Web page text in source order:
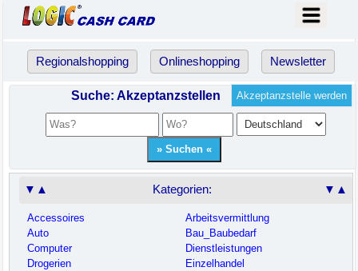
Regionalshopping Onlineshopping Newsletter
Akzeptanzstelle werden
Suche: Akzeptanzstellen
▼▲ ▼▲
Kategorien:
Accessoires
Arbeitsvermittlung
Auto
Bau_Baubedarf
Computer
Dienstleistungen
Drogerien
Einzelhandel